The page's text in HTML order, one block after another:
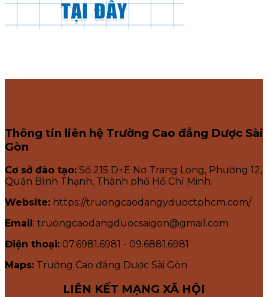
Thông tin liên hệ Trường Cao đẳng Dược Sài
Gòn
Cơ sở đào tạo: Số 215 D+E Nơ Trang Long, Phường 12,
Quận Bình Thạnh, Thành phố Hồ Chí Minh.
Website: https://truongcaodangyduoctphcm.com/
Email : truongcaodangduocsaigon@gmail.com
Điện thoại: 07.6981.6981 - 09.6881.6981
Maps: Trường Cao đẳng Dược Sài Gòn
LIÊN KẾT MẠNG XÃ HỘI